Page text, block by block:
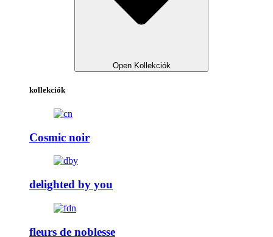
Open Kollekciók
kollekciók
Cosmic noir
delighted by you
fleurs de noblesse